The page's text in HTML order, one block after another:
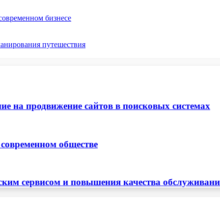
бизнесе
путешествия
на продвижение сайтов в поисковых системах
обществе
сервисом и повышения качества